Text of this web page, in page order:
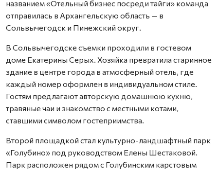
названием «Отельный бизнес посреди тайги» команда
отправилась в Архангельскую область — в
Сольвычегодск и Пинежский округ.
В Сольвычегодске съемки проходили в гостевом
доме Екатерины Серых. Хозяйка превратила старинное
здание в центре города в атмосферный отель, где
каждый номер оформлен в индивидуальном стиле.
Гостям предлагают авторскую домашнюю кухню,
травяные чаи и знакомство с местными котами,
ставшими символом гостеприимства.
Второй площадкой стал культурно-ландшафтный парк
«Голубино» под руководством Елены Шестаковой.
Парк расположен рядом с Голубинским карстовым